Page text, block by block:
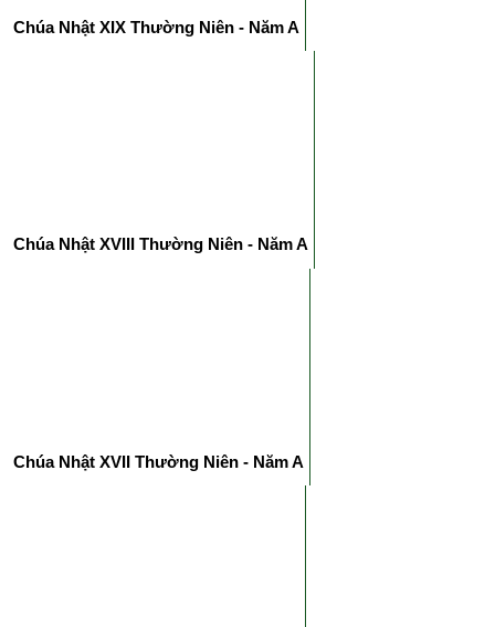
Chúa Nhật XIX Thường Niên - Năm A
Chúa Nhật XVIII Thường Niên - Năm A
Chúa Nhật XVII Thường Niên - Năm A